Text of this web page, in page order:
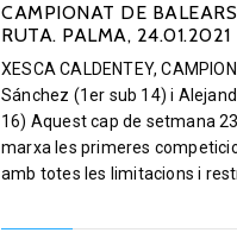
CAMPIONAT DE
RUTA. PALMA, 24.01.2021
XESCA CALDENTEY,
Sánchez (1er sub 14) i
16) Aquest cap de setmana
marxa les primeres
amb totes les limitacions i